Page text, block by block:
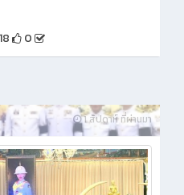
0
1 สัปดาห์ ที่ผ่านมา